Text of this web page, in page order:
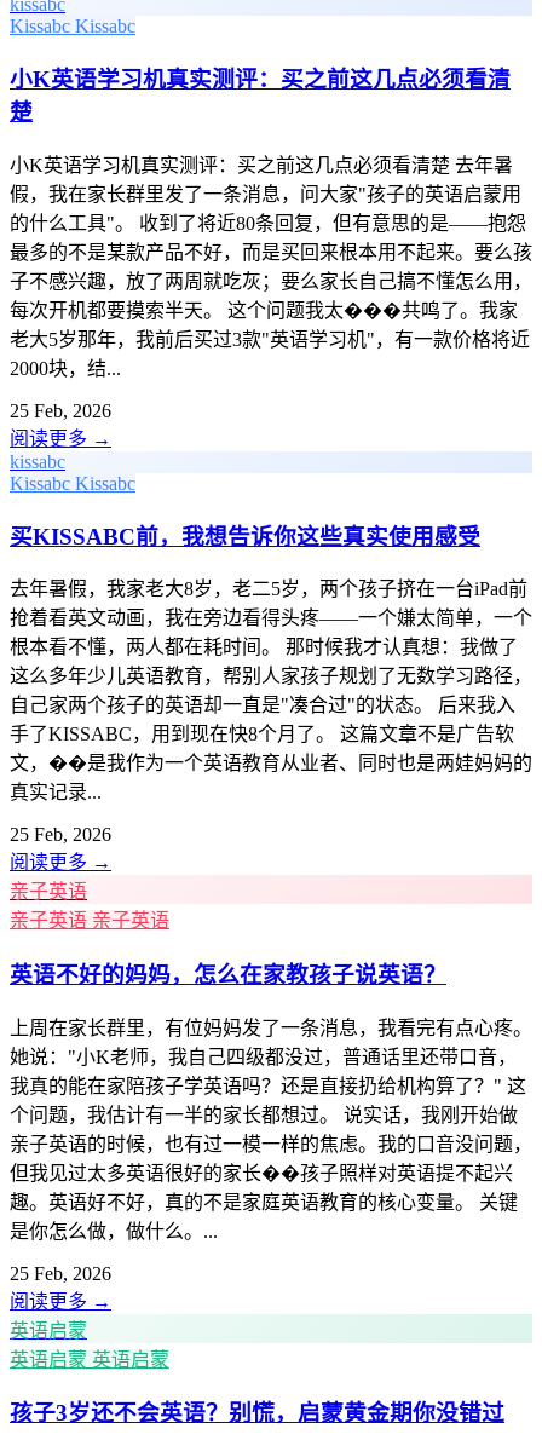
kissabc
Kissabc Kissabc
小K英语学习机真实测评：买之前这几点必须看清
楚
小K英语学习机真实测评：买之前这几点必须看清楚 去年暑
假，我在家长群里发了一条消息，问大家"孩子的英语启蒙用
的什么工具"。 收到了将近80条回复，但有意思的是——抱怨
最多的不是某款产品不好，而是买回来根本用不起来。要么孩
子不感兴趣，放了两周就吃灰；要么家长自己搞不懂怎么用，
每次开机都要摸索半天。 这个问题我太���共鸣了。我家
老大5岁那年，我前后买过3款"英语学习机"，有一款价格将近
2000块，结...
25 Feb, 2026
阅读更多 →
kissabc
Kissabc Kissabc
买KISSABC前，我想告诉你这些真实使用感受
去年暑假，我家老大8岁，老二5岁，两个孩子挤在一台iPad前
抢着看英文动画，我在旁边看得头疼——一个嫌太简单，一个
根本看不懂，两人都在耗时间。 那时候我才认真想：我做了
这么多年少儿英语教育，帮别人家孩子规划了无数学习路径，
自己家两个孩子的英语却一直是"凑合过"的状态。 后来我入
手了KISSABC，用到现在快8个月了。 这篇文章不是广告软
文，��是我作为一个英语教育从业者、同时也是两娃妈妈的
真实记录...
25 Feb, 2026
阅读更多 →
亲子英语
亲子英语 亲子英语
英语不好的妈妈，怎么在家教孩子说英语？
上周在家长群里，有位妈妈发了一条消息，我看完有点心疼。
她说："小K老师，我自己四级都没过，普通话里还带口音，
我真的能在家陪孩子学英语吗？还是直接扔给机构算了？" 这
个问题，我估计有一半的家长都想过。 说实话，我刚开始做
亲子英语的时候，也有过一模一样的焦虑。我的口音没问题，
但我见过太多英语很好的家长��孩子照样对英语提不起兴
趣。英语好不好，真的不是家庭英语教育的核心变量。 关键
是你怎么做，做什么。...
25 Feb, 2026
阅读更多 →
英语启蒙
英语启蒙 英语启蒙
孩子3岁还不会英语？别慌，启蒙黄金期你没错过